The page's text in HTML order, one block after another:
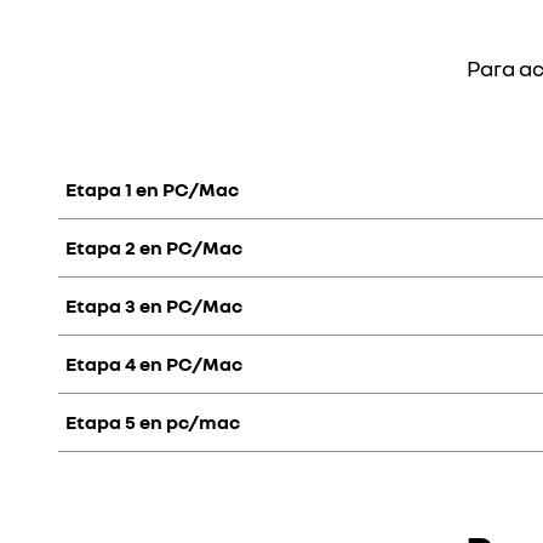
Para
Etapa 1 en PC/Mac
Etapa 2 en PC/Mac
Etapa 3 en PC/Mac
Etapa 4 en PC/Mac
Etapa 5 en pc/mac